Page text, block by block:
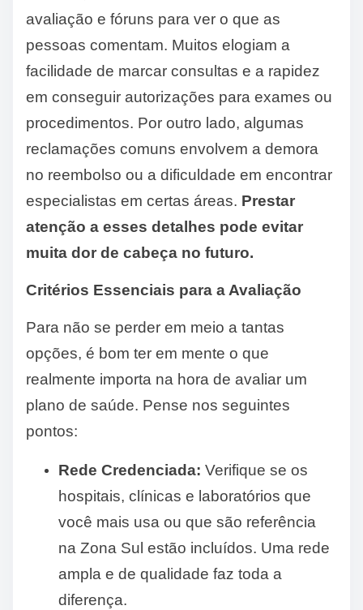
avaliação e fóruns para ver o que as
pessoas comentam. Muitos elogiam a
facilidade de marcar consultas e a rapidez
em conseguir autorizações para exames ou
procedimentos. Por outro lado, algumas
reclamações comuns envolvem a demora
no reembolso ou a dificuldade em encontrar
especialistas em certas áreas. Prestar
atenção a esses detalhes pode evitar
muita dor de cabeça no futuro.
Critérios Essenciais para a Avaliação
Para não se perder em meio a tantas
opções, é bom ter em mente o que
realmente importa na hora de avaliar um
plano de saúde. Pense nos seguintes
pontos:
Rede Credenciada: Verifique se os
hospitais, clínicas e laboratórios que
você mais usa ou que são referência
na Zona Sul estão incluídos. Uma rede
ampla e de qualidade faz toda a
diferença.